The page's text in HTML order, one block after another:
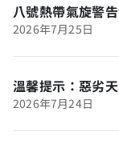
八號熱帶氣旋警
2026年7月25日
溫馨提示：惡劣
2026年7月24日